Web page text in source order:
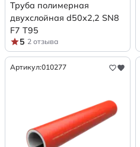
Труба полимерная
двухслойная d50х2,2 SN8
F7 Т95
5 2 отзыва
Артикул:010277